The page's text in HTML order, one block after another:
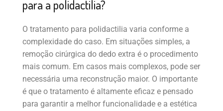
para a polidactilia?
O tratamento para polidactilia varia conforme a
complexidade do caso. Em situações simples, a
remoção cirúrgica do dedo extra é o procedimento
mais comum. Em casos mais complexos, pode ser
necessária uma reconstrução maior. O importante
é que o tratamento é altamente eficaz e pensado
para garantir a melhor funcionalidade e a estética